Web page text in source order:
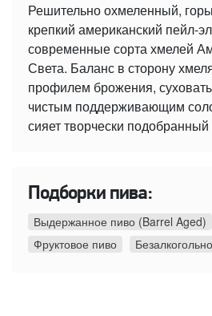
Решительно охмеленный,
крепкий американский пейл-
современные сорта хмелей
Света. Баланс в сторону
профилем брожения,
чистым поддерживающим
сияет творчески подобранный
Подборки пива:
Выдержанное пиво (Barrel Aged)
Фруктовое пиво